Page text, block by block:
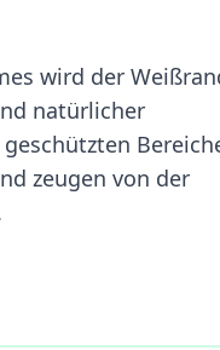
wird der
natürlicher
zeugen von der